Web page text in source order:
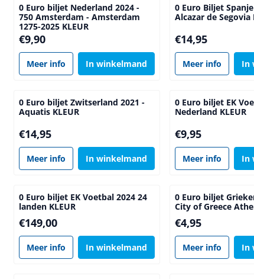
0 Euro biljet Nederland 2024 -
750 Amsterdam - Amsterdam
1275-2025 KLEUR
Prijs: 9,90
€9,90
Meer info In winkelmand
0 Euro Biljet
Alcazar de Segovia
Prijs: 14,95
€14,95
Meer info In
0 Euro biljet Zwitserland 2021 -
Aquatis KLEUR
Prijs: 14,95
€14,95
Meer info In winkelmand
0 Euro biljet EK
Nederland KLEUR
Prijs: 9,95
€9,95
Meer info In
0 Euro biljet EK Voetbal 2024 24
landen KLEUR
Prijs: 149,00
€149,00
Meer info In winkelmand
0 Euro biljet
City of Greece
Prijs: 4,95
€4,95
Meer info In